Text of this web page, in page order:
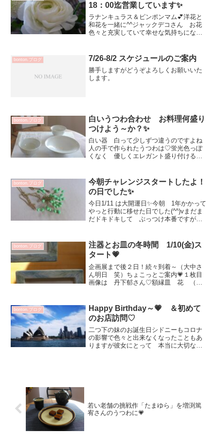
18：00迄営業しています✨
ラナンキュラス＆ピンポンマム💕洋花と
和花を一緒に^^ジャックデコさん お花
色々と充実していて幸せな気持ちになり
同じ表情ではありませんがピッチャーも
届きますDM作品が昨日...
bonton.ブログ 7/26-8/2 スケジュールのご案内
勝手しますがどうぞよろしくお願いいた
します。
bonton.ブログ
白いうつわ合わせ お料理何盛り
つけよう～か？✨
白い器 白って少しずつ違うのですよね
人の手で作られたうつわは♡蛍光色っぽ
くなく 優しくエレガント盛り付けるお
円幾田晴子 白瓷たわみ六寸鉢 4400円
サブロウ 角皿 ...
bonton.ブログ
今朝チャレンジスタートしたよ！
の日でした✨
今日1/11 は大開運日✨今朝 1年かかって
やっと行動に移せた日でした(^^)vまだま
だドキドキして ぶっつけ本番ですが続
ショップで♡いつも決断は早いですで
も...
bonton.ブログ
注器とお皿の冬時間 1/10(金)ス
タート💗
企画展まで後２日！続々到着～（大中さ
ん明日 笑）ちょこっとご案内💗１枚目
画像は 丹下郁さん♡額縁皿 花 （桃
た葉脈に色を施す作品も多く１月に作品
展は初めてかもしれません...
bonton.ブログ
Happy Birthday～💗 ＆初めて
のお店訪問♡
二つ下の妹のお誕生日シドニーもコロナ
の影響で色々と出来なくなったこともあ
りますが彼女にとって 本当に大切な人
若い老舗の挑戦作「たまゆら」を増渕篤
宥さんのうつわに💗